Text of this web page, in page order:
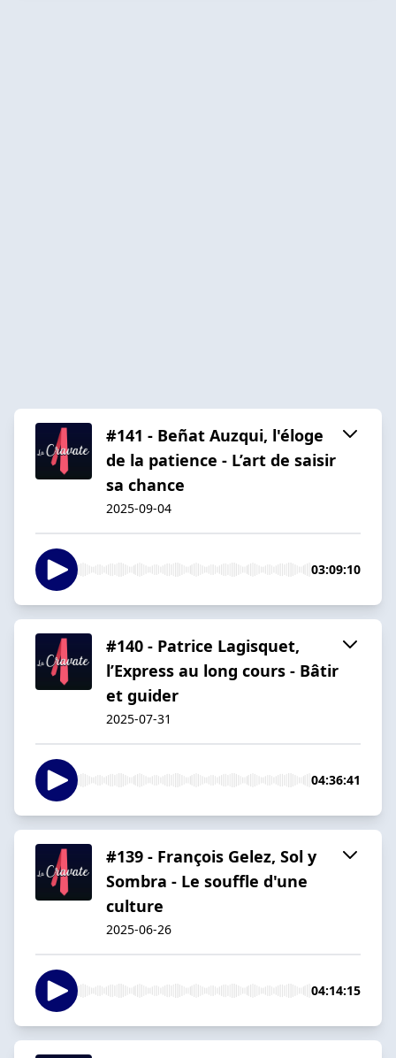
#141 - Beñat Auzqui, l'éloge
de la patience - L’art de saisir
sa chance
2025-09-04
03:09:10
#140 - Patrice Lagisquet,
l’Express au long cours - Bâtir
et guider
2025-07-31
04:36:41
#139 - François Gelez, Sol y
Sombra - Le souffle d'une
culture
2025-06-26
04:14:15